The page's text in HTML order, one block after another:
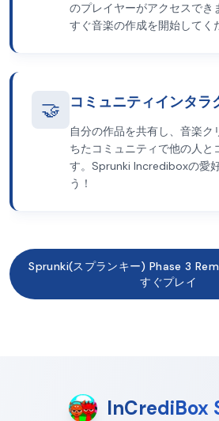
のプレイヤーがアクセスでき
すぐ音楽の作成を開始してく
🤝 コミュニティインタラ
自分の作品を共有し、音楽ク
ちたコミュニティで他の人と
す。Sprunki Incrediboxの愛
う！
Sprunki(スプランキー) Phase 3
すぐプレイ
InCrediBox